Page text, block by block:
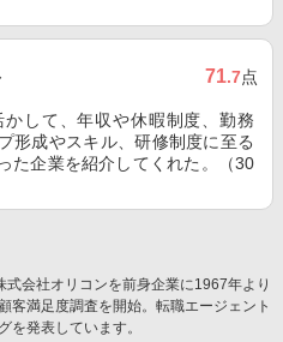
71.7点
して、年収や休暇制度、勤務
形成やスキル、研修制度に至る
た企業を紹介してくれた。（30
式会社オリコンを前身企業に1967年より
客満足度調査を開始。転職エージェント
を発表しています。